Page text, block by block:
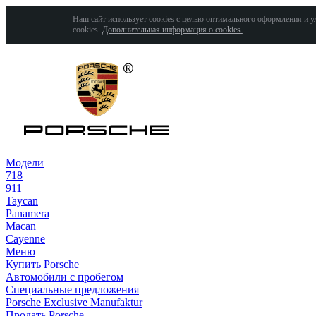
Наш сайт использует cookies с целью оптимального оформления и
cookies. Дополнительная информация о cookies.
Модели
718
911
Taycan
Panamera
Macan
Cayenne
Меню
Купить Porsche
Автомобили с пробегом
Специальные предложения
Porsche Exclusive Manufaktur